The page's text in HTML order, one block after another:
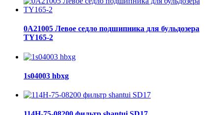
0A21005 Левое седло подшипника для бульдозера
TY165-2
1s04003 hbxg